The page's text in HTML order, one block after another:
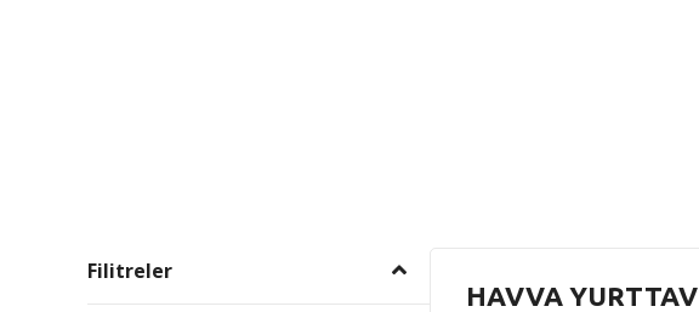
Filitreler
HAVVA YURTTAV